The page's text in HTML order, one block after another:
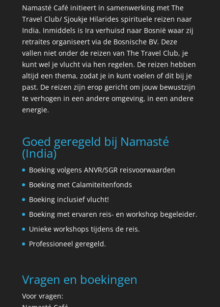
Namasté Café initieert in samenwerking met The
Travel Club/ Sjoukje Hilarides spirituele reizen naar
India. Inmiddels is Ira verhuisd naar Bosnië waar zij
retraites organiseert via de Bosnische BV. Deze
vallen niet onder de reizen van The Travel Club, je
kunt wel je vlucht via hen regelen. De reizen hebben
altijd een thema, zodat je in kunt voelen of dit bij je
past. De reizen zijn erop gericht om jouw bewustzijn
te verhogen in een andere omgeving, in een andere
energie.
Goed geregeld bij Namasté
(India)
Boeking volgens ANVR/SGR reisvoorwaarden
Boeking met Calamiteitenfonds
Boeking inclusief vlucht!
Boeking met ervaren reis- en workshop begeleider.
Unieke workshops tijdens de reis.
Professioneel geregeld.
Vragen en boekingen
Voor vragen: